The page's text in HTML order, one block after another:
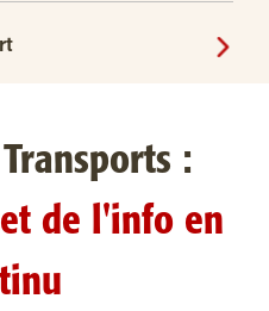
:
de l'info en